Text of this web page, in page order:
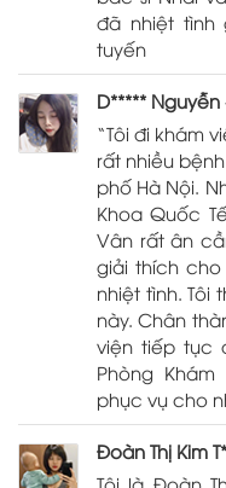
đã nhiệt tình
tuyến
D***** Nguyễn
“Tôi đi khám
rất nhiều
phố Hà Nội.
Khoa Quốc
Vân rất ân
giải thích
nhiệt tình. Tôi
này. Chân
viện tiếp tục
Phòng
phục vụ cho
Đoàn Thị Kim
Tôi là Đoàn